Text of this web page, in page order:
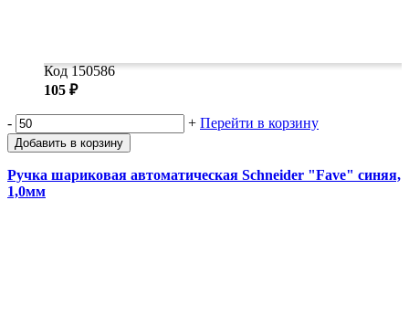
Код 150586
105 ₽
- + Перейти в корзину
Добавить в корзину
Ручка шариковая автоматическая Schneider "Fave" синяя,
1,0мм